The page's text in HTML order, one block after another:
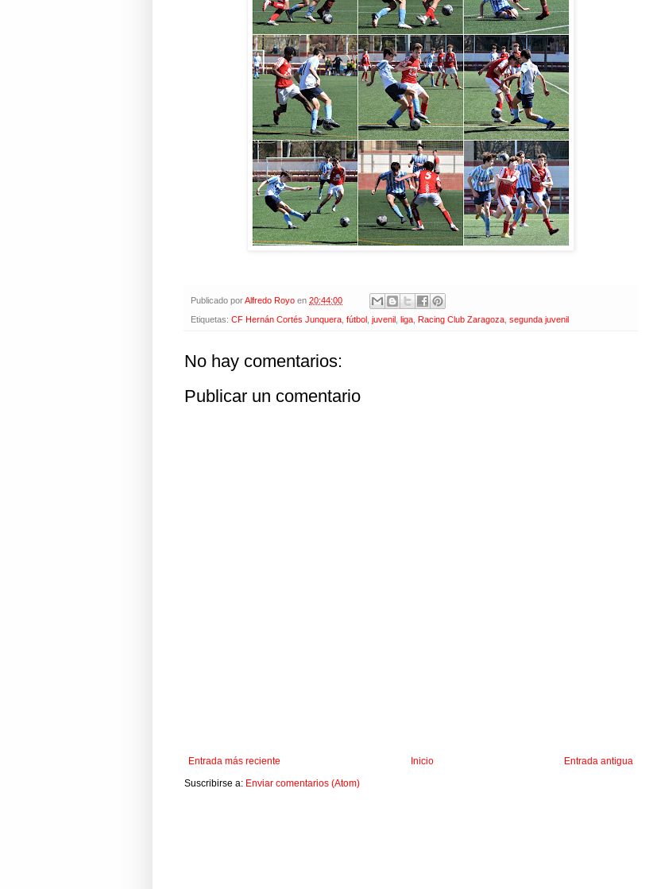
Publicado porAlfredo Royo en 20:44:00
Etiquetas: CF Hernán Cortés Junquera fútbol juvenil liga Racing Club Zaragoza segunda juvenil
No hay comentarios:
Publicar un comentario
Entrada más reciente Entrada antigua
Inicio
Suscribirse a: Enviar comentarios (Atom)